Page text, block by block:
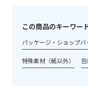
この商品のキーワー
パッケージ・ショップバ
特殊素材（紙以外）